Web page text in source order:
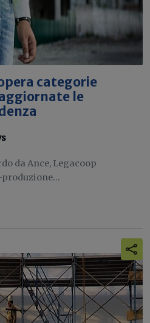
categorie
le
da Ance, Legacoop